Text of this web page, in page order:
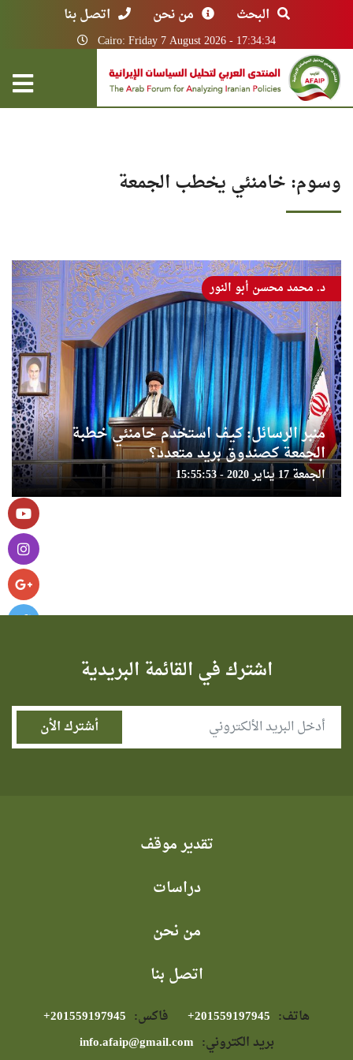
البحث من نحن اتصل بنا
Cairo: Friday 7 August 2026 - 17:34:34
وسوم: خامنئي يخطب الجمعة
منبر الرسائل: كيف استخدم خامنئي خطبة
الجمعة كصندوق بريد متعدد؟
الجمعة 17 يناير 2020 - 15:55:53
د. محمد محسن أبو النور
اشترك في القائمة البريدية
تقدير موقف
دراسات
من نحن
اتصل بنا
هاتف: فاكس:
بريد الكتروني: info.afaip@gmail.com